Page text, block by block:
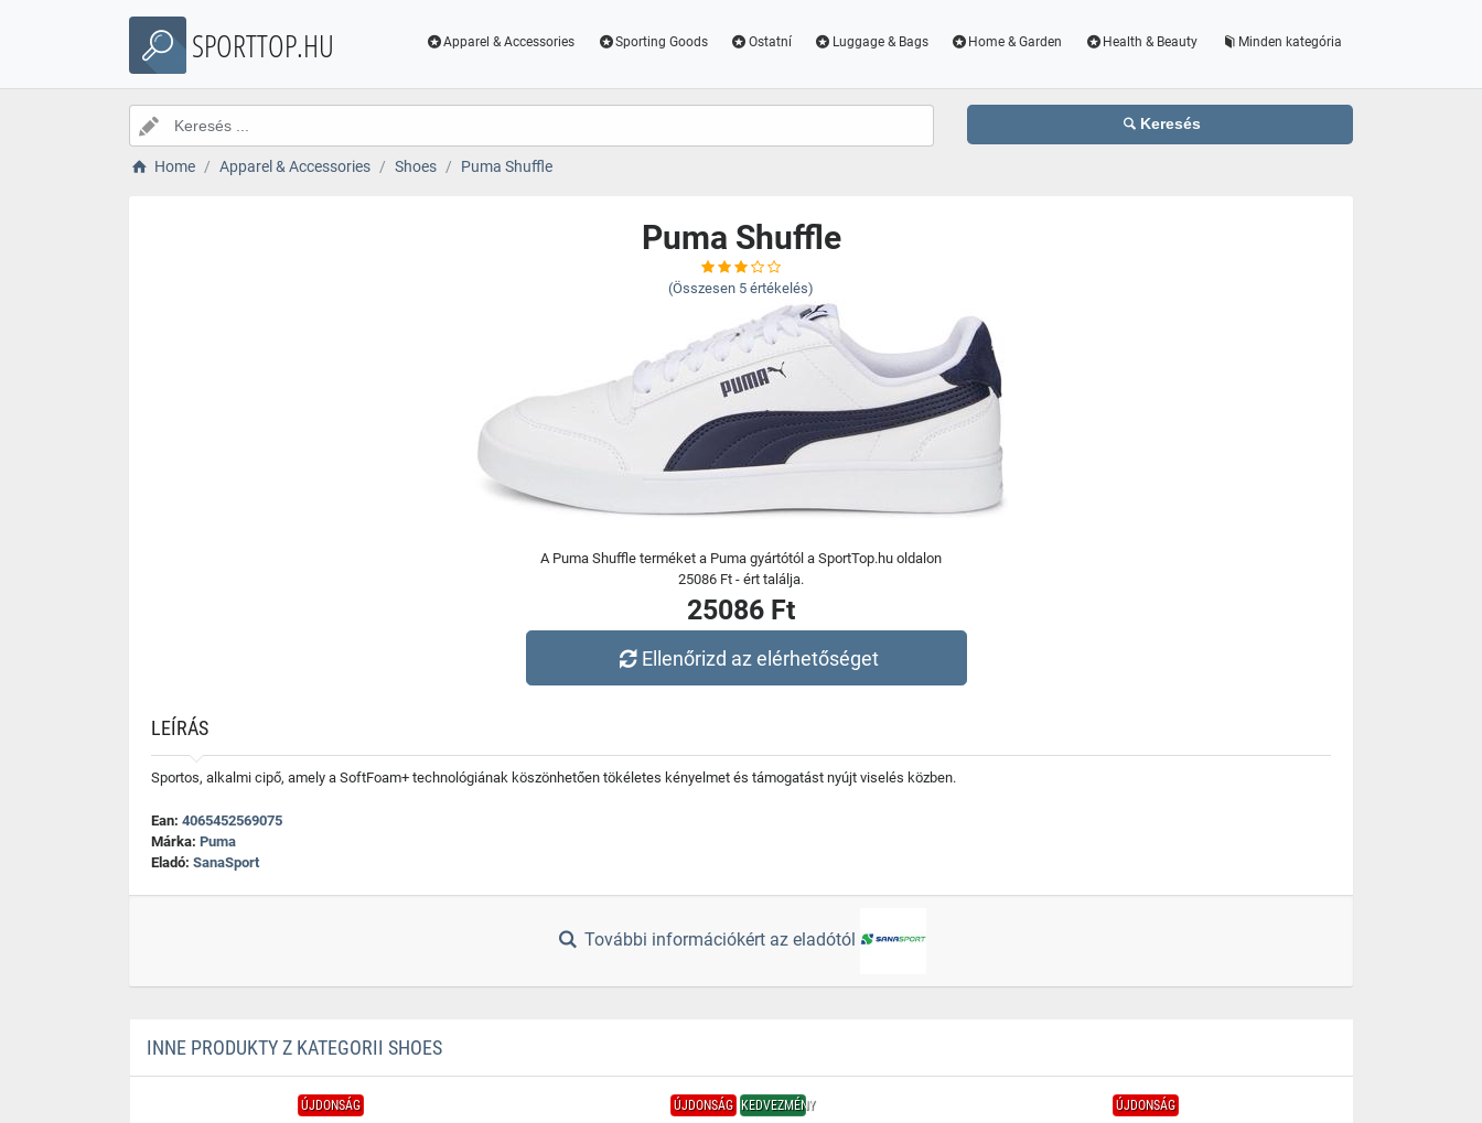
SPORTTOP.HU Apparel & Accessories Sporting Goods Ostatní Luggage & Bags Home & Garden Health & Beauty Minden kategória
Keresés
Home Apparel & Accessories Shoes Puma Shuffle
Puma Shuffle
(Összesen 5 értékelés)
A Puma Shuffle terméket a Puma gyártótól a SportTop.hu oldalon
25086 Ft - ért találja.
25086 Ft
Ellenőrizd az elérhetőséget
LEÍRÁS
Sportos, alkalmi cipő, amely a SoftFoam+ technológiának köszönhetően tökéletes kényelmet és támogatást nyújt viselés közben.
Ean: 4065452569075
Márka: Puma
Eladó: SanaSport
További információkért az eladótól
INNE PRODUKTY Z KATEGORII SHOES
ÚJDONSÁG ÚJDONSÁG KEDVEZMÉNY ÚJDONSÁG